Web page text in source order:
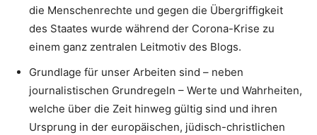
die Menschenrechte und gegen die Übergriffigkeit
des Staates wurde während der Corona-Krise zu
einem ganz zentralen Leitmotiv des Blogs.
Grundlage für unser Arbeiten sind – neben
journalistischen Grundregeln – Werte und Wahrheiten,
welche über die Zeit hinweg gültig sind und ihren
Ursprung in der europäischen, jüdisch-christlichen